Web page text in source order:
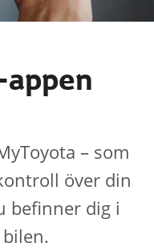
– som
över din
befinner dig i